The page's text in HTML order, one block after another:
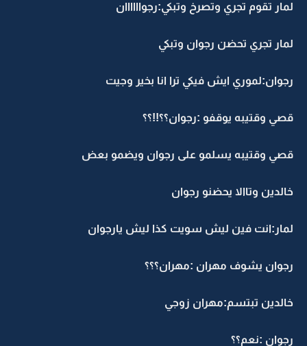
لمار تقوم تجري وتصرخ وتبكي:رجواااااان
لمار تجري تحضن رجوان وتبكي
رجوان:لموري ايش فيكي ترا انا بخير وجيت
قصي وقتيبه يوقفو :رجوان؟؟!!؟؟
قصي وقتيبه يسلمو على رجوان ويضمو بعض
خالدين وتاالا يحضنو رجوان
لمار:انت فين ليش سويت كذا ليش يارجوان
رجوان يشوف مهران :مهران؟؟؟
خالدين تبتسم:مهران زوجي
رجوان :نعم؟؟